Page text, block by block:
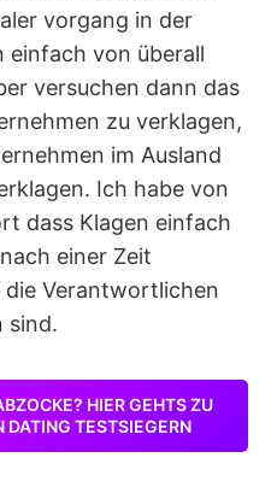
vorgang in der
einfach von überall
versuchen dann das
zu verklagen,
im Ausland
Ich habe von
dass Klagen einfach
einer Zeit
Verantwortlichen
sind.
HIER GEHTS ZU
DATING TESTSIEGERN